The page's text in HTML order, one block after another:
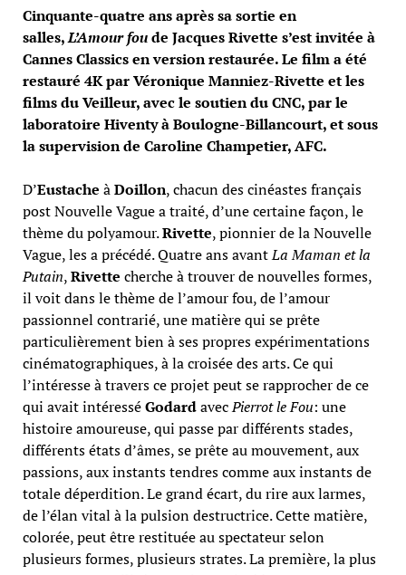
Cinquante-quatre ans après sa sortie en
salles,L’Amour foude Jacques Rivette s’est invitée à
Cannes Classics en version restaurée. Le film a été
restauré 4K par Véronique Manniez-Rivette et les
films du Veilleur, avec le soutien du CNC, par le
laboratoire Hiventy à Boulogne-Billancourt, et sous
la supervision de Caroline Champetier, AFC.
D’Eustache àDoillon, chacun des cinéastes français
post Nouvelle Vague a traité, d’une certaine façon, le
thème du polyamour.Rivette, pionnier de la Nouvelle
Vague, les a précédé. Quatre ans avantLa Maman et la
Putain,Rivette cherche à trouver de nouvelles formes,
il voit dans le thème de l’amour fou, de l’amour
passionnel contrarié, une matière qui se prête
particulièrement bien à ses propres expérimentations
cinématographiques, à la croisée des arts. Ce qui
l’intéresse à travers ce projet peut se rapprocher de ce
qui avait intéresséGodardavecPierrot le Fou: une
histoire amoureuse, qui passe par différents stades,
différents états d’âmes, se prête au mouvement, aux
passions, aux instants tendres comme aux instants de
totale déperdition. Le grand écart, du rire aux larmes,
de l’élan vital à la pulsion destructrice. Cette matière,
colorée, peut être restituée au spectateur selon
plusieurs formes, plusieurs strates. La première, la plus